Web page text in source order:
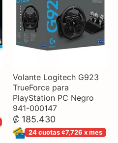
Volante Logitech G923
TrueForce para
PlayStation PC Negro
941-000147
₡ 185.430
24 cuotas ¢7,726 x mes